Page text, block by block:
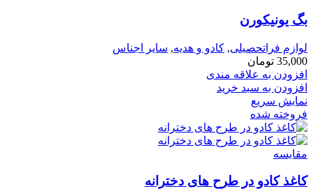
بگ یونیکورن
لوازم فراتحصیلی, کادو و هدیه, سایر اجناس
35,000 تومان
افزودن به علاقه مندی
افزودن به سبد خرید
نمایش سریع
فروخته شده
مقايسه
کاغذ کادو در طرح های دخترانه